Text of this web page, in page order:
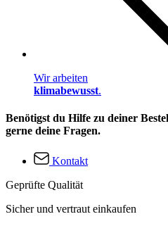
Wir arbeiten
klimabewusst.
Benötigst du Hilfe zu deiner
gerne deine Fragen.
Kontakt
Geprüfte Qualität
Sicher und vertraut einkaufen